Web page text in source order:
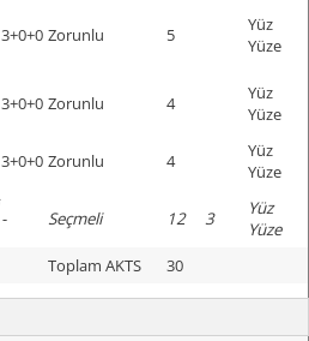
3+0+0 Zorunlu 5
Yüz
Yüze
3+0+0 Zorunlu 4
Yüz
Yüze
3+0+0 Zorunlu 4
Yüz
Yüze
- Seçmeli 12 3
Yüz
Yüze
Toplam AKTS
30